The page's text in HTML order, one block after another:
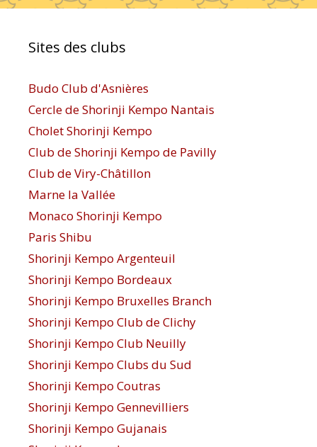
Sites des clubs
Budo Club d'Asnières
Cercle de Shorinji Kempo Nantais
Cholet Shorinji Kempo
Club de Shorinji Kempo de Pavilly
Club de Viry-Châtillon
Marne la Vallée
Monaco Shorinji Kempo
Paris Shibu
Shorinji Kempo Argenteuil
Shorinji Kempo Bordeaux
Shorinji Kempo Bruxelles Branch
Shorinji Kempo Club de Clichy
Shorinji Kempo Club Neuilly
Shorinji Kempo Clubs du Sud
Shorinji Kempo Coutras
Shorinji Kempo Gennevilliers
Shorinji Kempo Gujanais